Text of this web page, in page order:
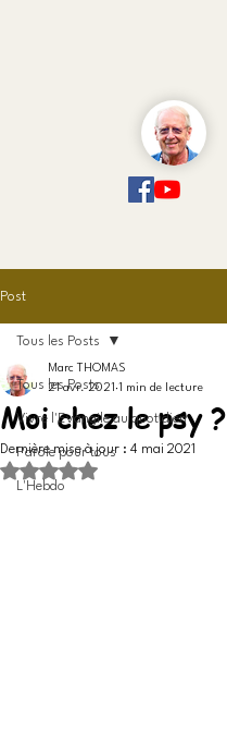
Post
Tous les Posts
Vivre l'Evangile au quotidien
Parole pour tous
L'Hebdo
Tous les Posts
Moi chez le psy ?
Marc THOMAS
21 avr. 2021 1 min de lecture
Dernière mise à jour : 4 mai 2021
Noté NaN étoiles sur 5.